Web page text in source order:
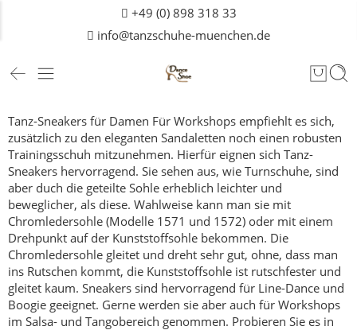
+49 (0) 898 318 33
info@tanzschuhe-muenchen.de
Tanz-Sneakers für Damen Für Workshops empfiehlt es sich,
zusätzlich zu den eleganten Sandaletten noch einen robusten
Trainingsschuh mitzunehmen. Hierfür eignen sich Tanz-
Sneakers hervorragend. Sie sehen aus, wie Turnschuhe, sind
aber duch die geteilte Sohle erheblich leichter und
beweglicher, als diese. Wahlweise kann man sie mit
Chromledersohle (Modelle 1571 und 1572) oder mit einem
Drehpunkt auf der Kunststoffsohle bekommen. Die
Chromledersohle gleitet und dreht sehr gut, ohne, dass man
ins Rutschen kommt, die Kunststoffsohle ist rutschfester und
gleitet kaum. Sneakers sind hervorragend für Line-Dance und
Boogie geeignet. Gerne werden sie aber auch für Workshops
im Salsa- und Tangobereich genommen. Probieren Sie es in